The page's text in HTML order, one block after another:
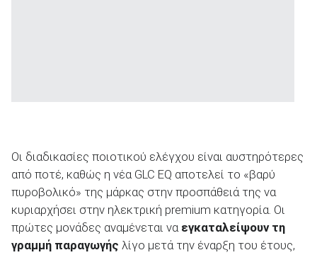
Οι διαδικασίες ποιοτικού ελέγχου είναι αυστηρότερες
από ποτέ, καθώς η νέα GLC EQ αποτελεί το «βαρύ
πυροβολικό» της μάρκας στην προσπάθειά της να
κυριαρχήσει στην ηλεκτρική premium κατηγορία. Οι
πρώτες μονάδες αναμένεται να εγκαταλείψουν τη
γραμμή παραγωγής λίγο μετά την έναρξη του έτους,